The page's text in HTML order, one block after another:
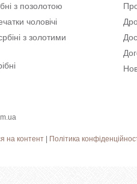
з позолотою
чоловічі
з золотими
на контент
Політика